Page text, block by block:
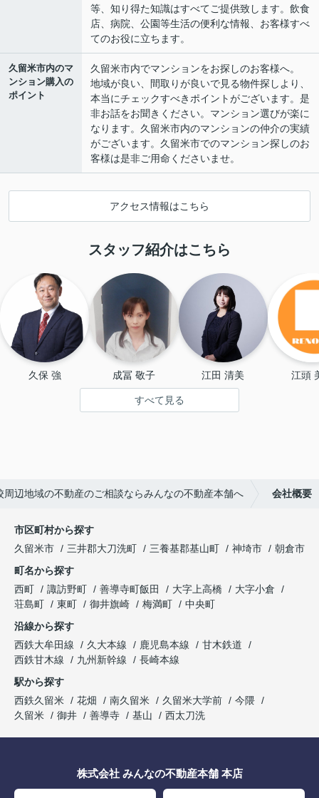
等、知り得た知識はすべてご提供致します。飲食
店、病院、公園等生活の便利な情報、お客様すべ
てのお役に立ちます。
久留米市内のマ
ンション購入の
ポイント
久留米市内でマンションをお探しのお客様へ。
地域が良い、間取りが良いで見る物件探しより、
本当にチェックすべきポイントがございます。是
非お話をお聞きください。マンション選びが楽に
なります。久留米市内のマンションの仲介の実績
がございます。久留米市でのマンション探しのお
客様は是非ご用命くださいませ。
アクセス情報はこちら
スタッフ紹介はこちら
久保 強 成冨 敬子 江田 清美 江頭
すべて見る
辺地域の不動産のご相談ならみんなの不動産本舗へ 会社概要
市区町村から探す
久留米市
三井郡大刀洗町 三養基郡基山町 神埼市
朝倉市
町名から探す
西町
諏訪野町 善導寺町飯田 大字上高橋
大字小倉
荘島町
東町 御井旗崎 梅満町
中央町
沿線から探す
西鉄大牟田線
久大本線 鹿児島本線
甘木鉄道
西鉄甘木線
九州新幹線
長崎本線
駅から探す
西鉄久留米
花畑 南久留米 久留米大学前
今隈
久留米
御井 善導寺 基山 西太刀洗
株式会社 みんなの不動産本舗 本店